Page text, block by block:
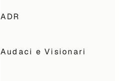
ADR
Audaci e Visionari